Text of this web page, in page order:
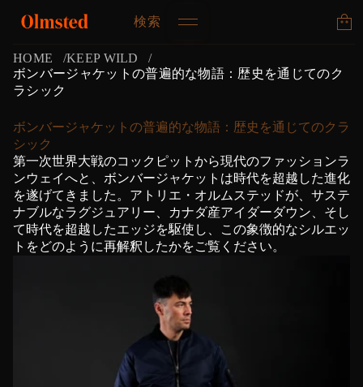
検索
HOME
KEEP WILD
ボンバージャケットの普遍的な物語：歴史を通じてのク
ラシック
ボンバージャケットの普遍的な物語：歴史を通じてのクラ
シック
第一次世界大戦のコックピットから現代のファッションラ
ンウェイへと、ボンバージャケットは時代を超越した進化
を遂げてきました。アトリエ・オルムステッドが、サステ
ナブルなラグジュアリー、カナダ産アイダーダウン、そし
て時代を超越したエッジを駆使し、この象徴的なシルエッ
トをどのように再解釈したかをご覧ください。